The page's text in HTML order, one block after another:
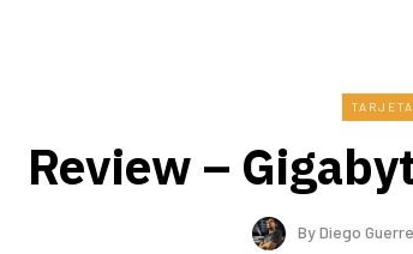
Review –
ByDiego